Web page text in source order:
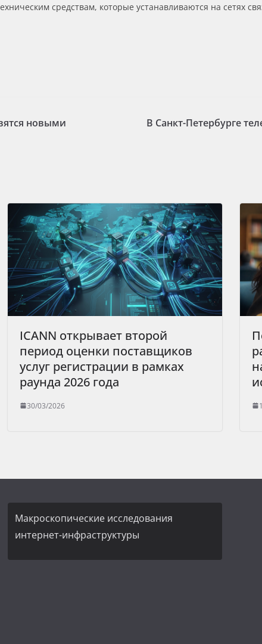
средствам, которые устанавливаются на сетях
новыми
В Санкт-Петербурге
ICANN открывает второй
период оценки поставщиков
услуг регистрации в рамках
раунда 2026 года
30/03/2026
Макроскопические исследования
интернет-инфраструктуры